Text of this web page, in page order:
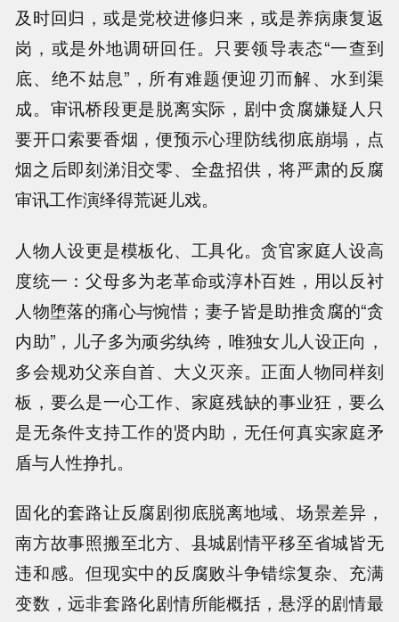
及时回归，或是党校进修归来，或是养病康复返
岗，或是外地调研回任。只要领导表态“一查到
底、绝不姑息”，所有难题便迎刃而解、水到渠
成。审讯桥段更是脱离实际，剧中贪腐嫌疑人只
要开口索要香烟，便预示心理防线彻底崩塌，点
烟之后即刻涕泪交零、全盘招供，将严肃的反腐
审讯工作演绎得荒诞儿戏。
人物人设更是模板化、工具化。贪官家庭人设高
度统一：父母多为老革命或淳朴百姓，用以反衬
人物堕落的痛心与惋惜；妻子皆是助推贪腐的“贪
内助”，儿子多为顽劣纨绔，唯独女儿人设正向，
多会规劝父亲自首、大义灭亲。正面人物同样刻
板，要么是一心工作、家庭残缺的事业狂，要么
是无条件支持工作的贤内助，无任何真实家庭矛
盾与人性挣扎。
固化的套路让反腐剧彻底脱离地域、场景差异，
南方故事照搬至北方、县城剧情平移至省城皆无
违和感。但现实中的反腐败斗争错综复杂、充满
变数，远非套路化剧情所能概括，悬浮的剧情最